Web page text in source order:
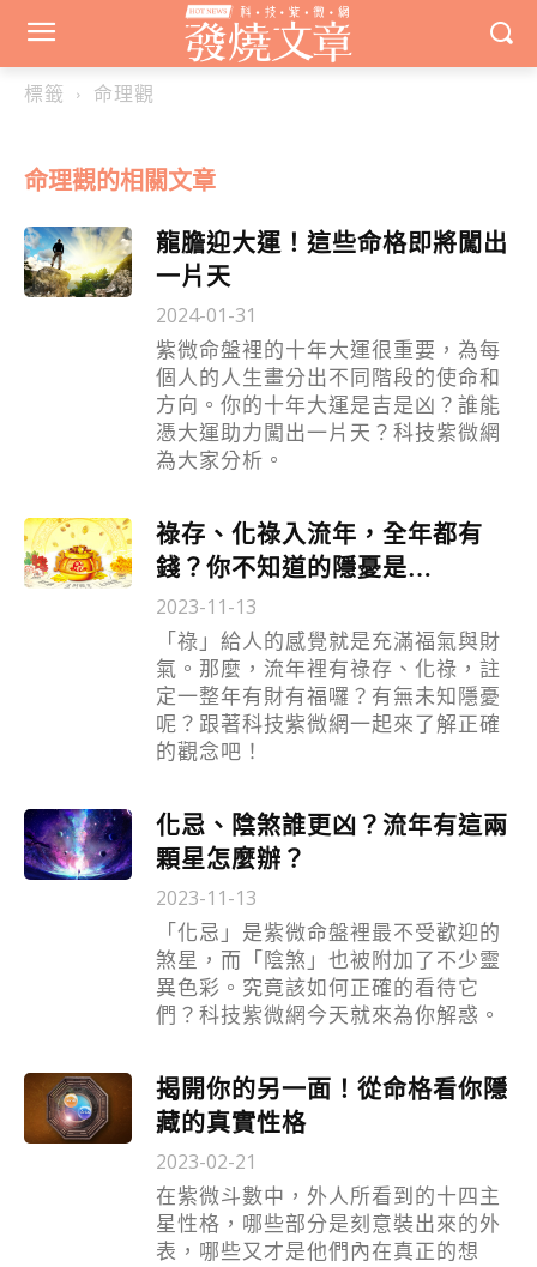
標籤 命理觀
命理觀的相關文章
龍膽迎大運！這些命格即將闖出
一片天
2024-01-31
紫微命盤裡的十年大運很重要，為每
個人的人生畫分出不同階段的使命和
方向。你的十年大運是吉是凶？誰能
憑大運助力闖出一片天？科技紫微網
為大家分析。
祿存、化祿入流年，全年都有
錢？你不知道的隱憂是…
2023-11-13
「祿」給人的感覺就是充滿福氣與財
氣。那麼，流年裡有祿存、化祿，註
定一整年有財有福囉？有無未知隱憂
呢？跟著科技紫微網一起來了解正確
的觀念吧！
化忌、陰煞誰更凶？流年有這兩
顆星怎麼辦？
2023-11-13
「化忌」是紫微命盤裡最不受歡迎的
煞星，而「陰煞」也被附加了不少靈
異色彩。究竟該如何正確的看待它
們？科技紫微網今天就來為你解惑。
揭開你的另一面！從命格看你隱
藏的真實性格
2023-02-21
在紫微斗數中，外人所看到的十四主
星性格，哪些部分是刻意裝出來的外
表，哪些又才是他們內在真正的想